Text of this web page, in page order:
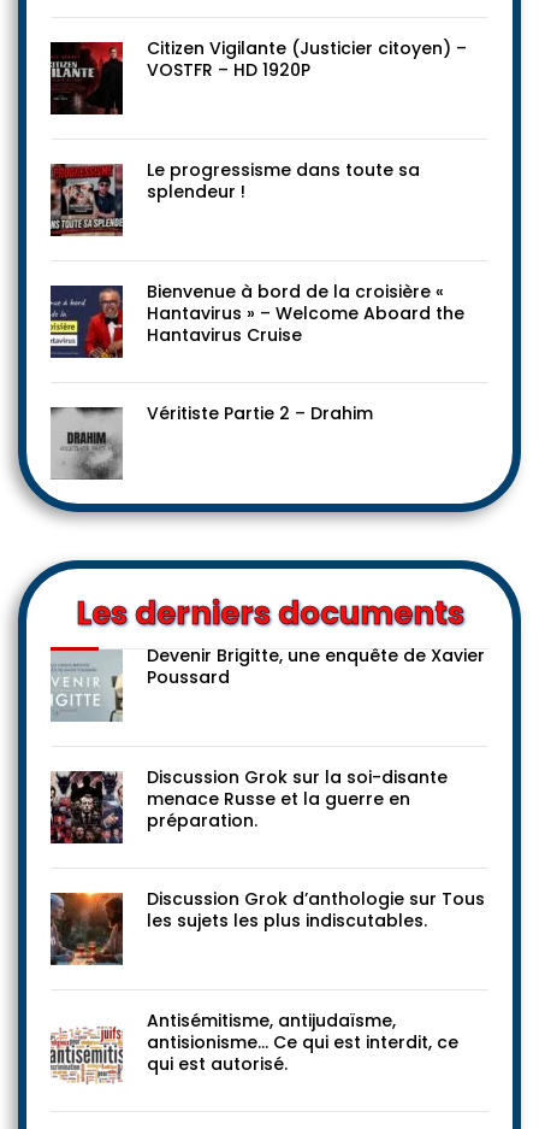
Citizen Vigilante (Justicier citoyen) –
VOSTFR – HD 1920P
Le progressisme dans toute sa
splendeur !
Bienvenue à bord de la croisière «
Hantavirus » – Welcome Aboard the
Hantavirus Cruise
Véritiste Partie 2 – Drahim
Les derniers documents
Devenir Brigitte, une enquête de Xavier
Poussard
Discussion Grok sur la soi-disante
menace Russe et la guerre en
préparation.
Discussion Grok d’anthologie sur Tous
les sujets les plus indiscutables.
Antisémitisme, antijudaïsme,
antisionisme… Ce qui est interdit, ce
qui est autorisé.